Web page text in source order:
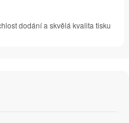
dodání a skvělá kvalita tisku